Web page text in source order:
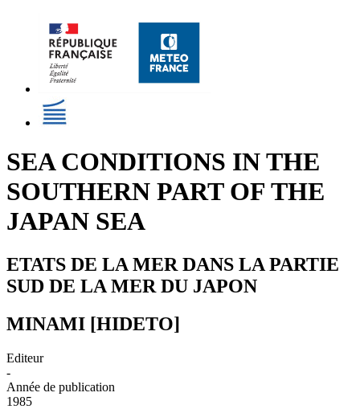
SEA CONDITIONS IN THE
SOUTHERN PART OF THE
JAPAN SEA
ETATS DE LA MER DANS LA PARTIE
SUD DE LA MER DU JAPON
MINAMI [HIDETO]
Editeur
-
Année de publication
1985